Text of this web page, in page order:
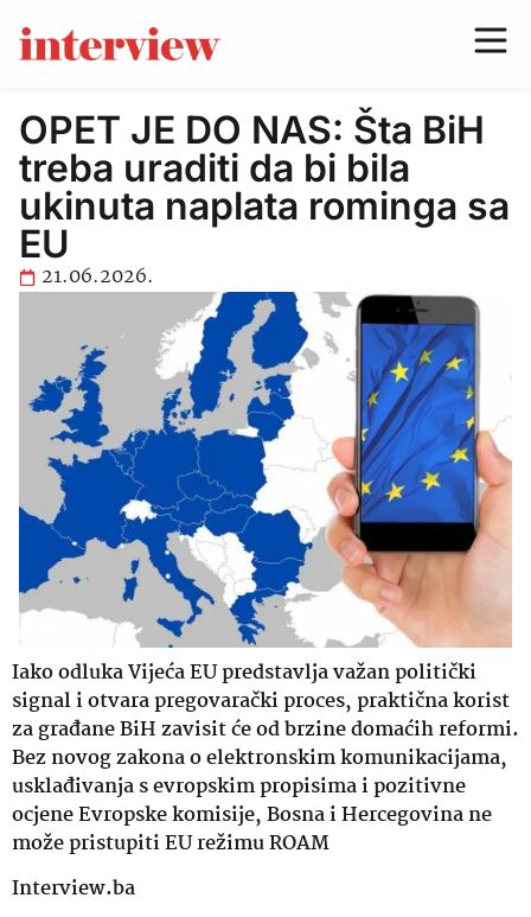
OPET JE DO NAS: Šta BiH
treba uraditi da bi bila
ukinuta naplata rominga sa
EU
21.06.2026.
Iako odluka Vijeća EU predstavlja važan politički
signal i otvara pregovarački proces, praktična korist
za građane BiH zavisit će od brzine domaćih reformi.
Bez novog zakona o elektronskim komunikacijama,
usklađivanja s evropskim propisima i pozitivne
ocjene Evropske komisije, Bosna i Hercegovina ne
može pristupiti EU režimu ROAM
Interview.ba